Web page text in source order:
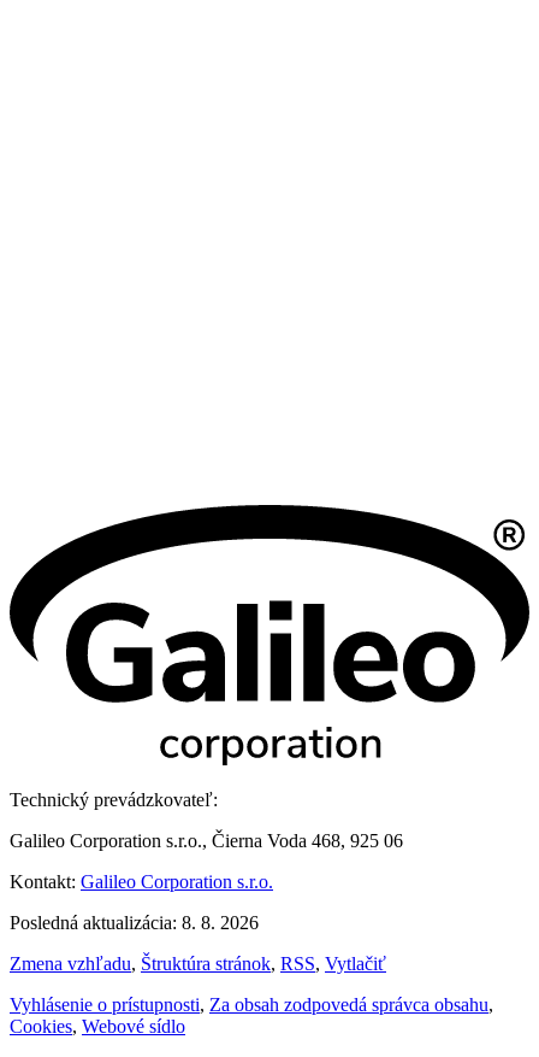
Technický prevádzkovateľ:
Galileo Corporation s.r.o., Čierna Voda 468, 925 06
Kontakt: Galileo Corporation s.r.o.
Posledná aktualizácia: 8. 8. 2026
Zmena vzhľadu, Štruktúra stránok, RSS, Vytlačiť
Vyhlásenie o prístupnosti, Za obsah zodpovedá správca obsahu,
Cookies, Webové sídlo